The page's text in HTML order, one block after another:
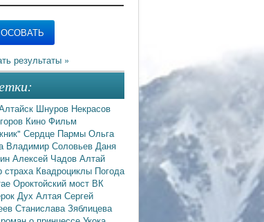
Шнуров Некрасов
Кино Фильм
Сердце Пармы Ольга
Владимир Соловьев Даня
Алексей Чадов Алтай
страха Квадроциклы Погода
Ороктойский мост ВК
Дух Алтая Сергей
Станислава Зяблицева